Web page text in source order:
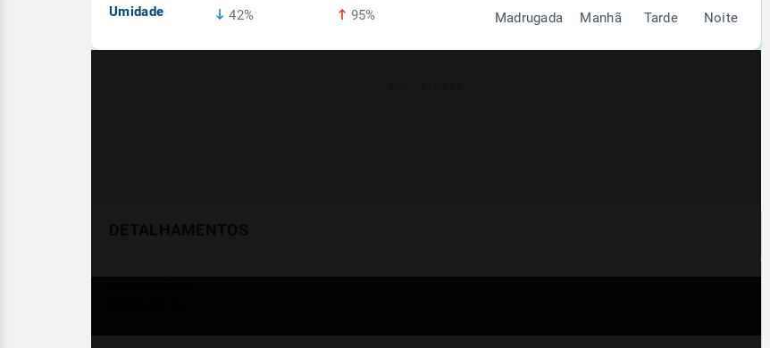
Umidade
42%
95%
Madrugada Manhã Tarde Noite